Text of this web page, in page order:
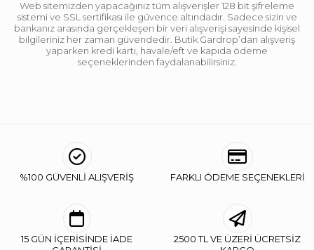
Web sitemizden yapacağınız tüm alışverişler 128 bit şifreleme
sistemi ve SSL sertifikası ile güvence altındadır. Sadece sizin ve
bankanız arasında gerçekleşen bir veri alışverişi sayesinde kişisel
bilgileriniz her zaman güvendedir. Butik Gardrop’dan alışveriş
yaparken kredi kartı, havale/eft ve kapıda ödeme
seçeneklerinden faydalanabilirsiniz.
%100 GÜVENLİ ALIŞVERİŞ FARKLI ÖDEME SEÇENEKLERİ
15 GÜN İÇERİSİNDE İADE
2500 TL VE ÜZERİ ÜCRETSİZ